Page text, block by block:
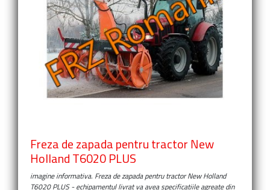
Freza de zapada pentru tractor New
Holland T6020 PLUS
imagine informativa. Freza de zapada pentru tractor New Holland
T6020 PLUS- echipamentul livrat va avea specificatiile agreate din